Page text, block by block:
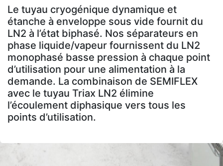
Le tuyau cryogénique dynamique et
étanche à enveloppe sous vide fournit du
LN2 à l’état biphasé. Nos séparateurs en
phase liquide/vapeur fournissent du LN2
monophasé basse pression à chaque point
d’utilisation pour une alimentation à la
demande. La combinaison de SEMIFLEX
avec le tuyau Triax LN2 élimine
l’écoulement diphasique vers tous les
points d’utilisation.